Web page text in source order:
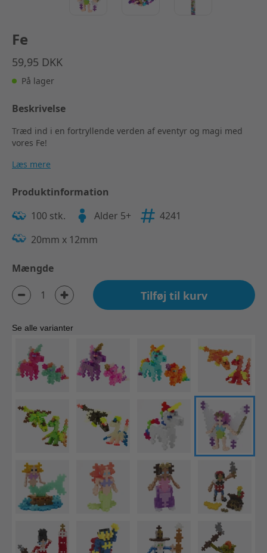
Fe
59,95 DKK
På lager
Beskrivelse
Træd ind i en fortryllende verden af eventyr og magi med
vores Fe!
Læs mere
Produktinformation
100 stk.
Alder 5+
4241
20mm x 12mm
Mængde
Tilføj til kurv
Se alle varianter